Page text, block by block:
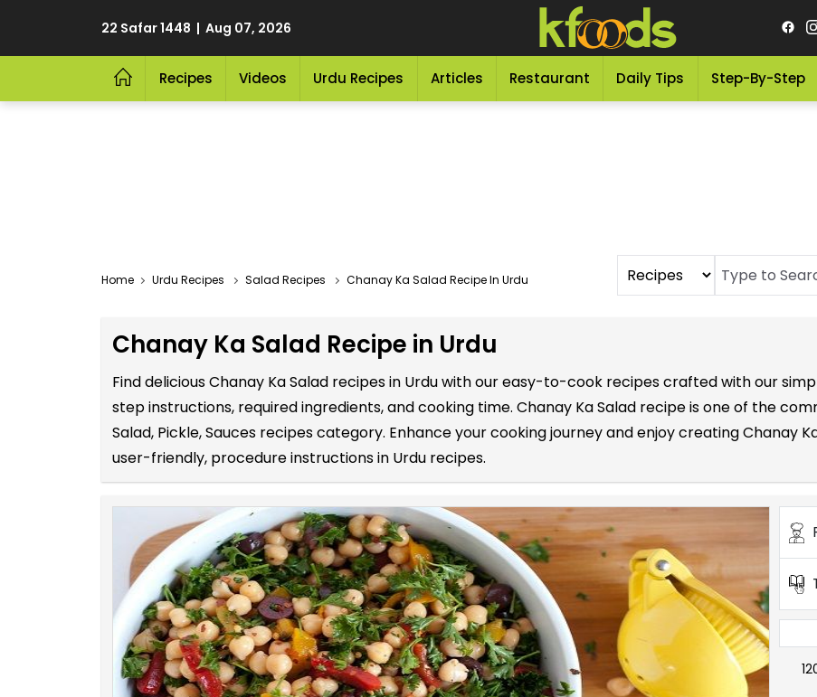
22 Safar 1448 | Aug 07, 2026
Recipes Videos Urdu Recipes Articles Restaurant Daily Tips Step-By-Step
Home Urdu Recipes Salad Recipes Chanay Ka Salad Recipe In Urdu
Chanay Ka Salad Recipe in Urdu
Find delicious Chanay Ka Salad recipes in Urdu with our easy-to-cook recipes crafted with our
step instructions, required ingredients, and cooking time. Chanay Ka Salad recipe is one of the
Salad, Pickle, Sauces recipes category. Enhance your cooking journey and enjoy creating Chanay
user-friendly, procedure instructions in Urdu recipes.